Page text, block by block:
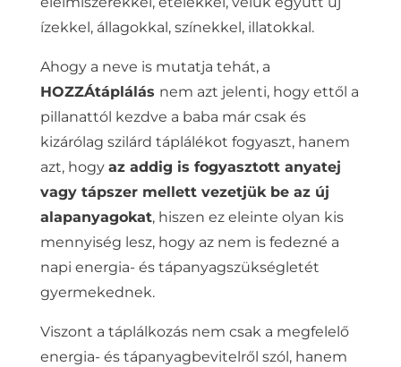
ízekkel, állagokkal, színekkel, illatokkal.
Ahogy a neve is mutatja tehát, a
HOZZÁtáplálás nem azt jelenti, hogy ettől a
pillanattól kezdve a baba már csak és
kizárólag szilárd táplálékot fogyaszt, hanem
azt, hogy az addig is fogyasztott anyatej
vagy tápszer mellett vezetjük be az új
alapanyagokat, hiszen ez eleinte olyan kis
mennyiség lesz, hogy az nem is fedezné a
napi energia- és tápanyagszükségletét
gyermekednek.
Viszont a táplálkozás nem csak a megfelelő
energia- és tápanyagbevitelről szól, hanem